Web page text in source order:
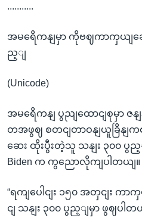
...........
အမရေိကနျမှာ ကိုဗဈကာကှယျဆေ
ည့ျ
(Unicode)
အမရေိကနျ ပွညျထောငျစုမှာ ဇ
တအဖွဈ စတငျတာဝနျယူခြိနျ
ဆေး ထိုးပွီးတဲ့သူ သနျး ၃၀၀ ပွ
Biden က ကွညောလိုကျပါတယျ။
“ရကျပေါငျး ၁၅၀ အတှငျး
ငျ သနျး ၃၀၀ ပွည့ျမှာ ဖွဈပါတယ